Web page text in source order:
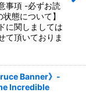
事項 -必ずお読
態について】
に関しましては
て頂いておりま
Banner》-
Incredible